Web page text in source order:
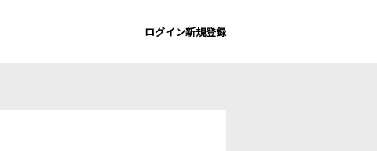
ログイン新規登録